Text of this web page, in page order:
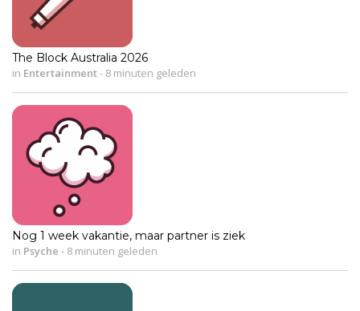
The Block Australia 2026
in Entertainment- 8 minuten geleden
Nog 1 week vakantie, maar partner is ziek
in Psyche - 8 minuten geleden